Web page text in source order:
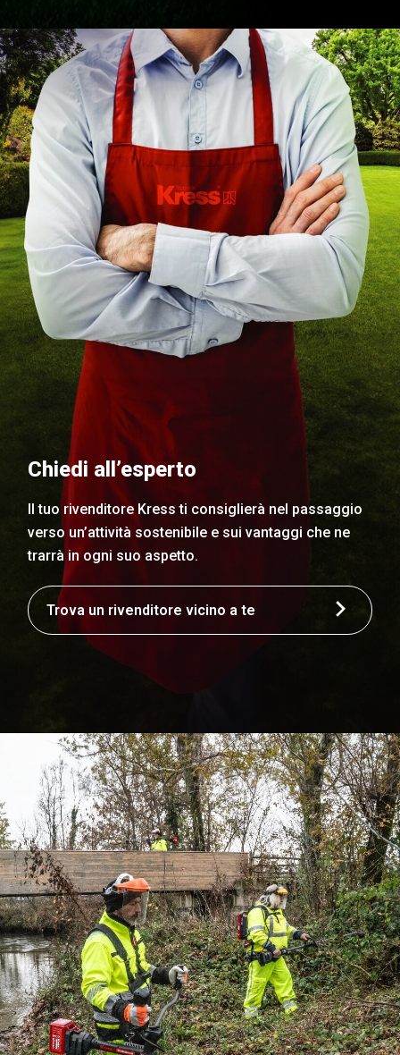
Chiedi all’esperto
Il tuo rivenditore Kress ti consiglierà nel passaggio
verso un’attività sostenibile e sui vantaggi che ne
trarrà in ogni suo aspetto.
Trova un rivenditore vicino a te